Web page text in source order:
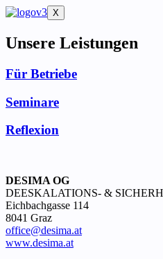
X
Unsere Leistungen
Für Betriebe
Seminare
Reflexion
DESIMA OG
DEESKALATIONS- &
Eichbachgasse 114
8041 Graz
office@desima.at
www.desima.at